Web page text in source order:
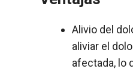
Alivio del
aliviar el
afectada, lo